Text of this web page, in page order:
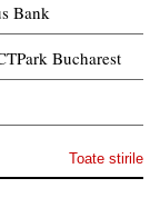
Bank
Bucharest
Toate stirile